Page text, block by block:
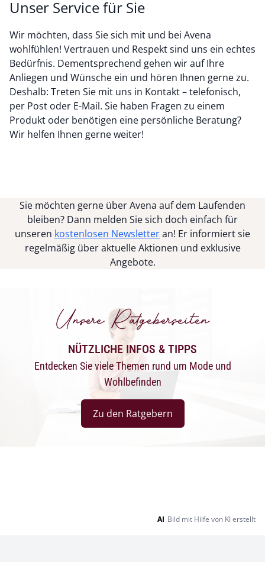
Unser Service für Sie
Wir möchten, dass Sie sich mit und bei Avena
wohlfühlen! Vertrauen und Respekt sind uns ein echtes
Bedürfnis. Dementsprechend gehen wir auf Ihre
Anliegen und Wünsche ein und hören Ihnen gerne zu.
Deshalb: Treten Sie mit uns in Kontakt – telefonisch,
per Post oder E-Mail. Sie haben Fragen zu einem
Produkt oder benötigen eine persönliche Beratung?
Wir helfen Ihnen gerne weiter!
Sie möchten gerne über Avena auf dem Laufenden
bleiben? Dann melden Sie sich doch einfach für
unseren kostenlosen Newsletteran! Er informiert sie
regelmäßig über aktuelle Aktionen und exklusive
Angebote.
Unsere Ratgeberseiten
NÜTZLICHE INFOS & TIPPS
Entdecken Sie viele Themen rund um Mode und
Wohlbefinden
Zu den Ratgebern
AI Bild mit Hilfe von KI erstellt